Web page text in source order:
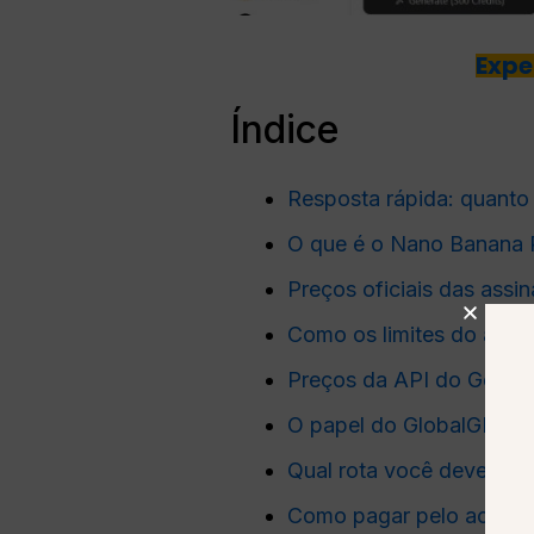
Índice
Resposta rápida:
O que é o Nano
Preços oficiais das
Como os limites do
Preços da API do
O papel do GlobalGPT
Qual rota você deve
Como pagar pelo